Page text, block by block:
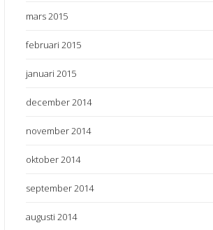
mars 2015
februari 2015
januari 2015
december 2014
november 2014
oktober 2014
september 2014
augusti 2014